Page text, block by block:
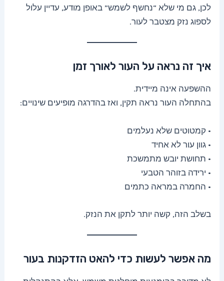
לכן, גם מי שלא “נחשף לשמש” באופן מודע, עדיין עלול
לספוג נזק מצטבר לעור.
איך זה נראה על העור לאורך זמן
ההשפעה אינה מיידית.
בהתחלה העור נראה תקין, ואז בהדרגה מופיעים שינויים:
• קמטוטים שלא נעלמים
• גוון עור לא אחיד
• תחושת יובש מתמשכת
• ירידה בזוהר הטבעי
• החמרה במראה כתמים
בשלב הזה, קשה יותר לתקן את הנזק.
מה אפשר לעשות כדי להאט הזדקנות בעור